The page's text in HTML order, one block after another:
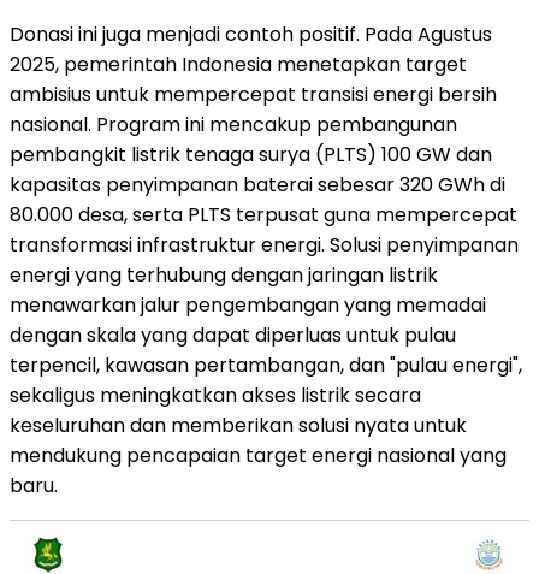
Donasi ini juga menjadi contoh positif. Pada Agustus
2025, pemerintah Indonesia menetapkan target
ambisius untuk mempercepat transisi energi bersih
nasional. Program ini mencakup pembangunan
pembangkit listrik tenaga surya (PLTS) 100 GW dan
kapasitas penyimpanan baterai sebesar 320 GWh di
80.000 desa, serta PLTS terpusat guna mempercepat
transformasi infrastruktur energi. Solusi penyimpanan
energi yang terhubung dengan jaringan listrik
menawarkan jalur pengembangan yang memadai
dengan skala yang dapat diperluas untuk pulau
terpencil, kawasan pertambangan, dan "pulau energi",
sekaligus meningkatkan akses listrik secara
keseluruhan dan memberikan solusi nyata untuk
mendukung pencapaian target energi nasional yang
baru.